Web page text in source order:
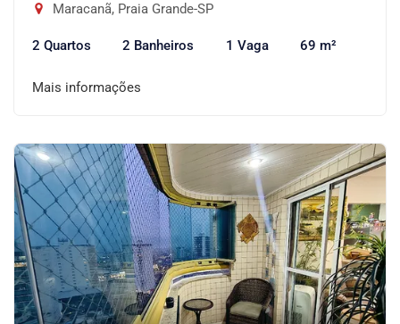
Maracanã, Praia Grande-SP
2 Quartos 2 Banheiros 1 Vaga 69 m²
Mais informações